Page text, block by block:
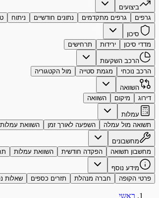
ביצועים
גרפים
גרפים מתקדמים נתונים חודשיים ניתוח
סיכון
מדדי סיכון
ירידות תרחישים
הרכב השקעות
הרכב נוכחי
מגמת סטייה מול הקטגוריה
השוואה
דירוג
מיקום השוואה
עמלות
תשואה מול עמלה
השפעה לאורך זמן השוואת עמלות
מחשבונים
מחשבון תשואה
הפקדה חודשית השוואת עמלות
מידע נוסף
פרטי הקופה
חברה מנהלת תזרים כספים שאלות
ראשי